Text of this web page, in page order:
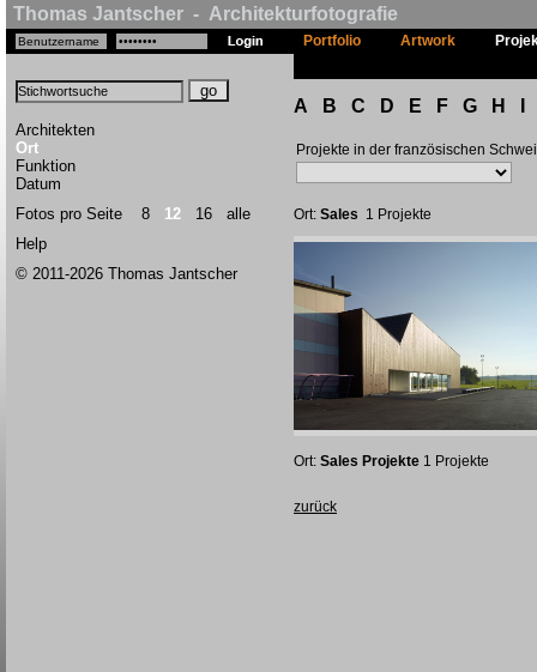
Thomas Jantscher - Architekturfotografie
Architekten
Ort
Funktion
Datum
Fotos pro Seite 8 12 16
alle
Help
© 2011-2026 Thomas Jantscher
Portfolio Artwork
A B C D E F G H
Projekte in der französischen
Ort: Sales 1 Projekte
Ort: Sales Projekte 1 Projekte
zurück